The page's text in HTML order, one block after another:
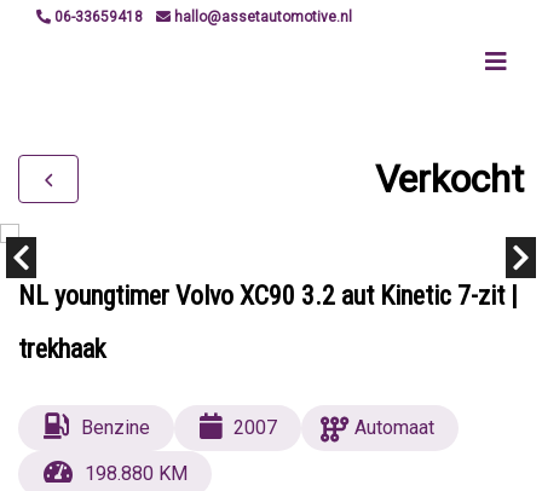
06-33659418 hallo@assetautomotive.nl
Verkocht
NL youngtimer Volvo XC90 3.2 aut Kinetic 7-zit |
trekhaak
Benzine 2007
Automaat
198.880 KM